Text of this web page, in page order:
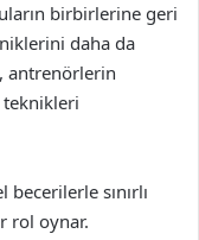
birbirlerine geri
daha da
antrenörlerin
sınırlı
rol oynar.